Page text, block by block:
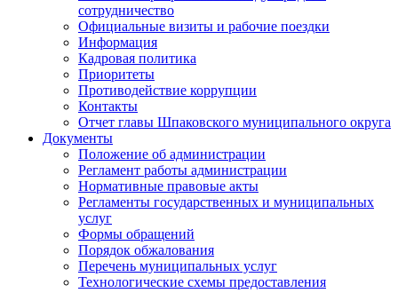
сотрудничество
Официальные визиты и рабочие поездки
Информация
Кадровая политика
Приоритеты
Противодействие коррупции
Контакты
Отчет главы Шпаковского муниципального округа
Документы
Положение об администрации
Регламент работы администрации
Нормативные правовые акты
Регламенты государственных и муниципальных
услуг
Формы обращений
Порядок обжалования
Перечень муниципальных услуг
Технологические схемы предоставления